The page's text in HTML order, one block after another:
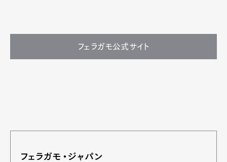
フェラガモ公式サイト
フェラガモ・ジャパン